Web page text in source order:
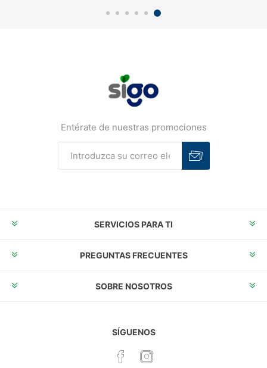
Entérate de nuestras promociones
SERVICIOS PARA TI
PREGUNTAS FRECUENTES
SOBRE NOSOTROS
SÍGUENOS